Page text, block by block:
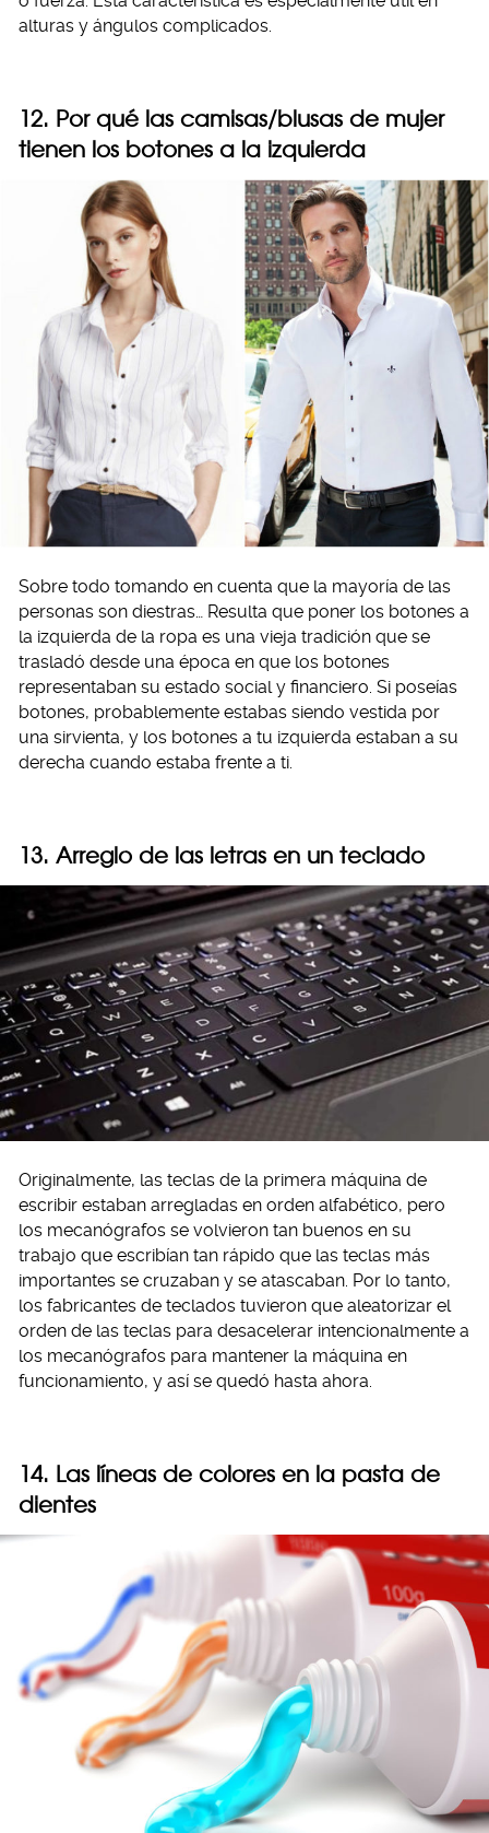
alturas y ángulos complicados.
12. Por qué las camisas/blusas de mujer
tienen los botones a la izquierda
Sobre todo tomando en cuenta que la mayoría de las
personas son diestras… Resulta que poner los botones a
la izquierda de la ropa es una vieja tradición que se
trasladó desde una época en que los botones
representaban su estado social y financiero. Si poseías
botones, probablemente estabas siendo vestida por
una sirvienta, y los botones a tu izquierda estaban a su
derecha cuando estaba frente a ti.
13. Arreglo de las letras en un teclado
Originalmente, las teclas de la primera máquina de
escribir estaban arregladas en orden alfabético, pero
los mecanógrafos se volvieron tan buenos en su
trabajo que escribían tan rápido que las teclas más
importantes se cruzaban y se atascaban. Por lo tanto,
los fabricantes de teclados tuvieron que aleatorizar el
orden de las teclas para desacelerar intencionalmente a
los mecanógrafos para mantener la máquina en
funcionamiento, y así se quedó hasta ahora.
14. Las líneas de colores en la pasta de
dientes